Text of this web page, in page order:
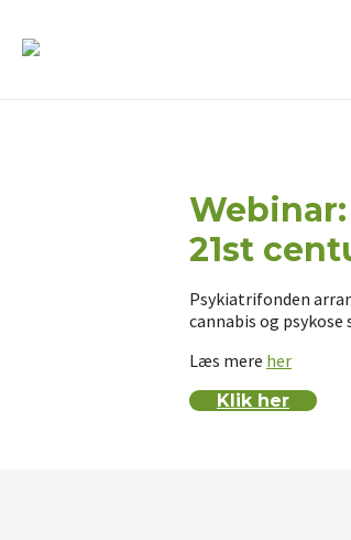
21st
Psykiatrifonden
cannabis og psykose
Læs mere her
Klik her